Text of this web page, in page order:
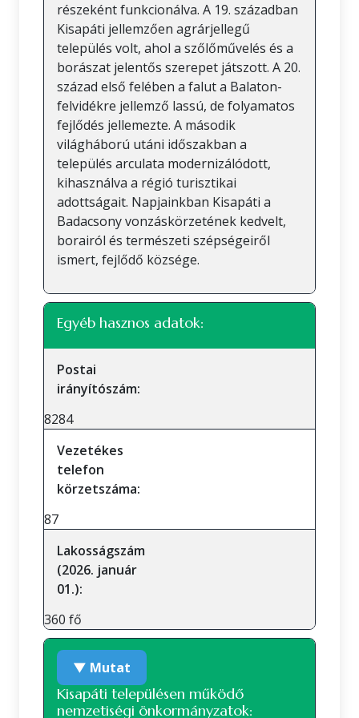
részeként funkcionálva. A 19. században
Kisapáti jellemzően agrárjellegű
település volt, ahol a szőlőművelés és a
borászat jelentős szerepet játszott. A 20.
század első felében a falut a Balaton-
felvidékre jellemző lassú, de folyamatos
fejlődés jellemezte. A második
világháború utáni időszakban a
település arculata modernizálódott,
kihasználva a régió turisztikai
adottságait. Napjainkban Kisapáti a
Badacsony vonzáskörzetének kedvelt,
borairól és természeti szépségeiről
ismert, fejlődő községe.
Egyéb hasznos adatok:
Postai
irányítószám:
8284
Vezetékes
telefon
körzetszáma:
87
Lakosságszám
(2026. január
01.):
360 fő
▼ Mutat
Kisapáti településen működő
nemzetiségi önkormányzatok: